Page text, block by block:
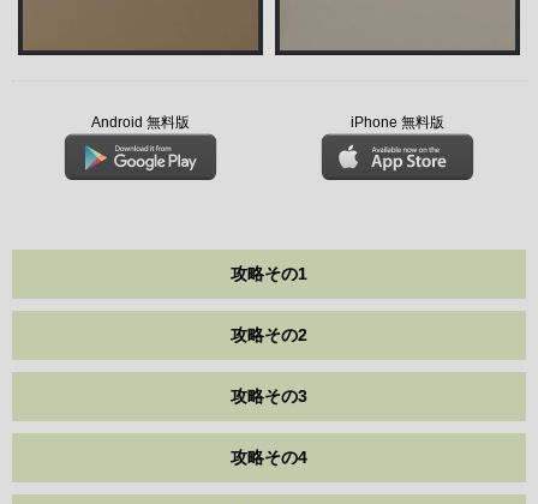
Android 無料版 iPhone 無料版
攻略その1
攻略その2
攻略その3
攻略その4